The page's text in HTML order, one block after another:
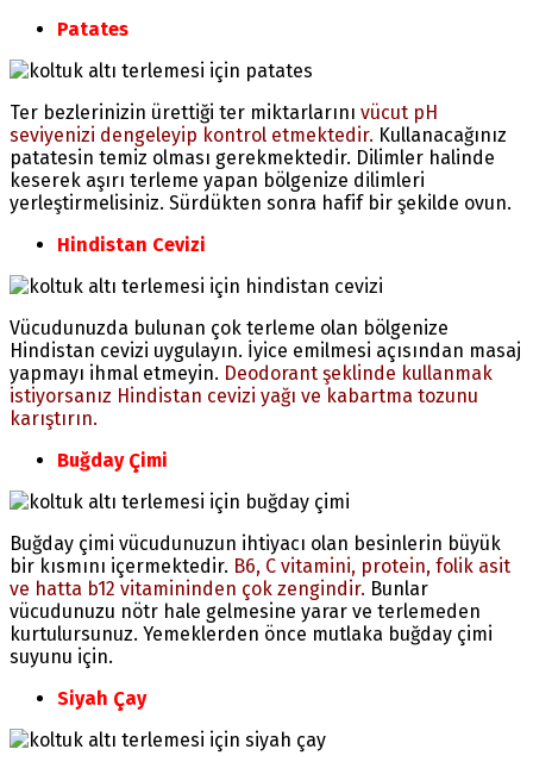
Patates
Ter bezlerinizin ürettiği ter miktarlarını vücut pH
seviyenizi dengeleyip kontrol etmektedir. Kullanacağınız
patatesin temiz olması gerekmektedir. Dilimler halinde
keserek aşırı terleme yapan bölgenize dilimleri
yerleştirmelisiniz. Sürdükten sonra hafif bir şekilde ovun.
Hindistan Cevizi
Vücudunuzda bulunan çok terleme olan bölgenize
Hindistan cevizi uygulayın. İyice emilmesi açısından masaj
yapmayı ihmal etmeyin. Deodorant şeklinde kullanmak
istiyorsanız Hindistan cevizi yağı ve kabartma tozunu
karıştırın.
Buğday Çimi
Buğday çimi vücudunuzun ihtiyacı olan besinlerin büyük
bir kısmını içermektedir. B6, C vitamini, protein, folik asit
ve hatta b12 vitamininden çok zengindir. Bunlar
vücudunuzu nötr hale gelmesine yarar ve terlemeden
kurtulursunuz. Yemeklerden önce mutlaka buğday çimi
suyunu için.
Siyah Çay